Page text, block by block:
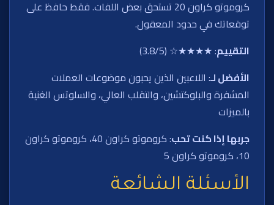
كروموتو كراون 20 تستحق بعض اللفات. فقط حافظ على
توقعاتك في حدود المعقول.
التقييم: ★★★★☆ (3.8/5)
الأفضل لـ: اللاعبين الذين يحبون موضوعات العملات
المشفرة والبلوكتشين، والتقلب العالي، والسلوتس الغنية
بالميزات
جربها إذا كنت تحب
: كروموتو كراون 40، كروموتو كراون
10، كروموتو كراون 5
الأسئلة الشائعة